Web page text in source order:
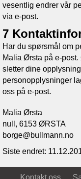
vesentlig endrer vår
via e-post.
7
Har du spørsmål om
Malia Ørsta på e-
sletter dine
personopplysninger
oss på e-post.
Malia Ørsta
null, 6153 ØRSTA
borge@bullmann.no
Siste endret:
Kontakt oss